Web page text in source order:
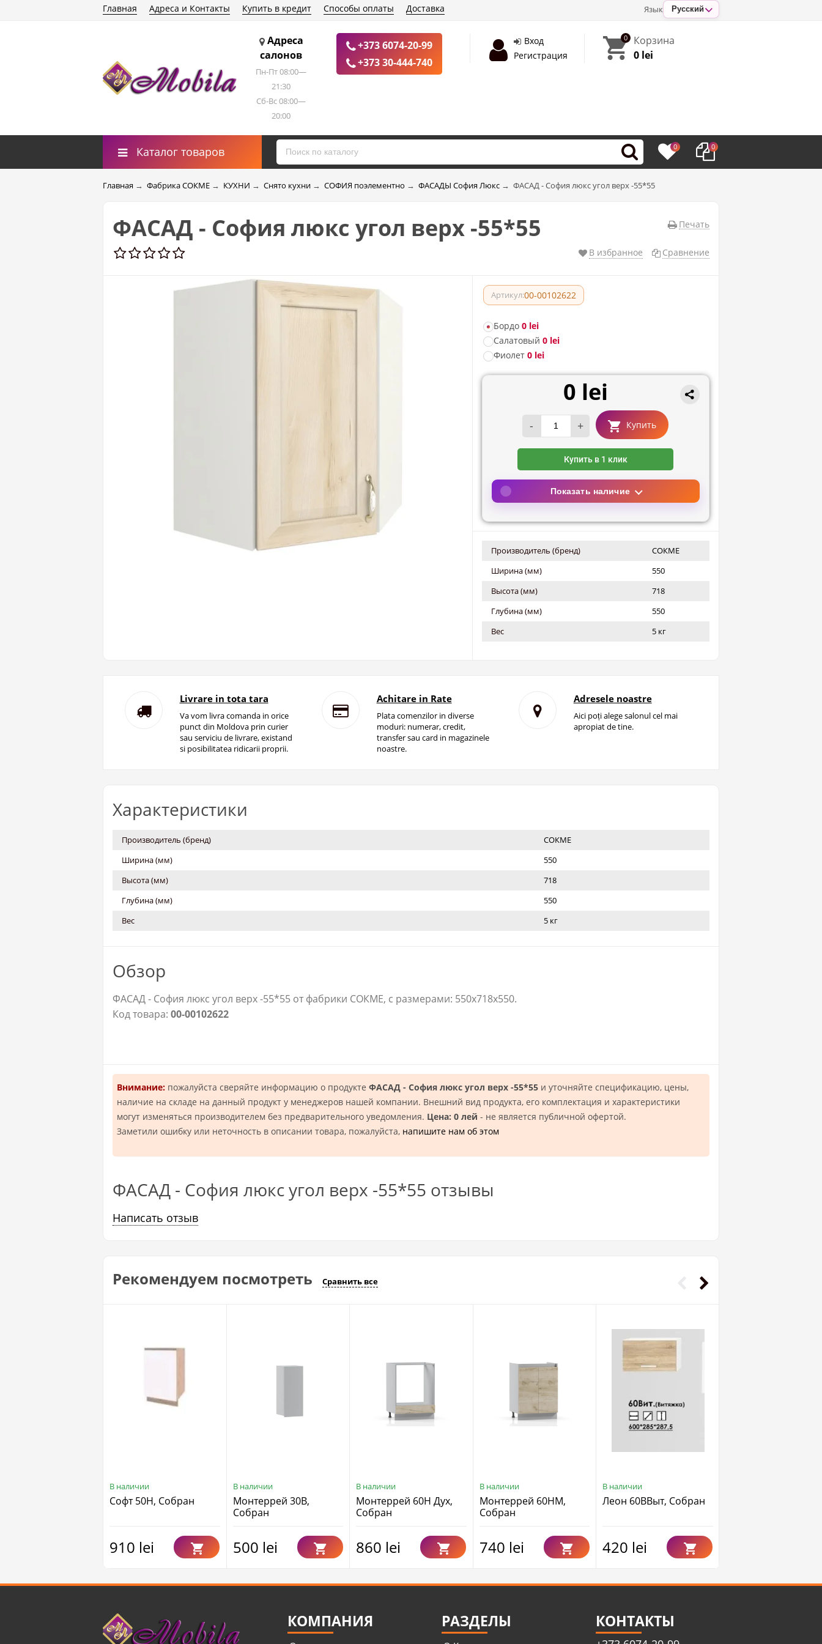
Язык Русский
Главная Адреса и Контакты Купить в кредит Способы оплаты Доставка
Адреса
салонов
Пн-Пт 08:00—
21:30
Сб-Вс 08:00—
20:00
+373 6074-20-99
+373 30-444-740
Вход
Регистрация
0
Корзина
0 lei
Каталог товаров 0 0
Главная → Фабрика СОКМЕ → КУХНИ → Снято кухни → CОФИЯ поэлементно → ФACAДЫ София Люкс → ФАСАД - София люкс угол верх -55*55
Печать
ФАСАД - София люкс угол верх -55*55
В избранное Сравнение
Артикул:00-00102622
Бордо 0 lei
Салатовый 0 lei
Фиолет 0 lei
0 lei
- + Купить
Купить в 1 клик
Показать наличие
Производитель (бренд)
СОКМЕ
Ширина (мм)
550
Высота (мм)
718
Глубина (мм)
550
Вес
5 кг
Livrare in tota tara
Va vom livra comanda in orice
punct din Moldova prin curier
sau serviciu de livrare, existand
si posibilitatea ridicarii proprii.
Achitare in Rate
Plata comenzilor in diverse
moduri: numerar, credit,
transfer sau card in magazinele
noastre.
Adresele noastre
Aici poți alege salonul cel mai
apropiat de tine.
Характеристики
Производитель (бренд)
СОКМЕ
Ширина (мм)
550
Высота (мм)
718
Глубина (мм)
550
Вес
5 кг
Обзор
ФАСАД - София люкс угол верх -55*55 от фабрики СОКМЕ, с размерами: 550x718x550.
Код товара: 00-00102622
Внимание: пожалуйста сверяйте информацию о продукте ФАСАД - София люкс угол верх -55*55 и уточняйте спецификацию, цены,
наличие на складе на данный продукт у менеджеров нашей компании. Внешний вид продукта, его комплектация и характеристики
могут изменяться производителем без предварительного уведомления. Цена: 0 лей - не является публичной офертой.
Заметили ошибку или неточность в описании товара, пожалуйста, напишите нам об этом
ФАСАД - София люкс угол верх -55*55 отзывы
Написать отзыв
Рекомендуем посмотреть Сравнить все
В наличии
Софт 50Н, Собран
910 lei
В наличии
Монтеррей 30В,
Собран
500 lei
В наличии
Монтеррей 60Н Дух,
Собран
860 lei
В наличии
Монтеррей 60НМ,
Собран
740 lei
В наличии
Леон 60ВВыт, Собран
420 lei
КОМПАНИЯ РАЗДЕЛЫ КОНТАКТЫ